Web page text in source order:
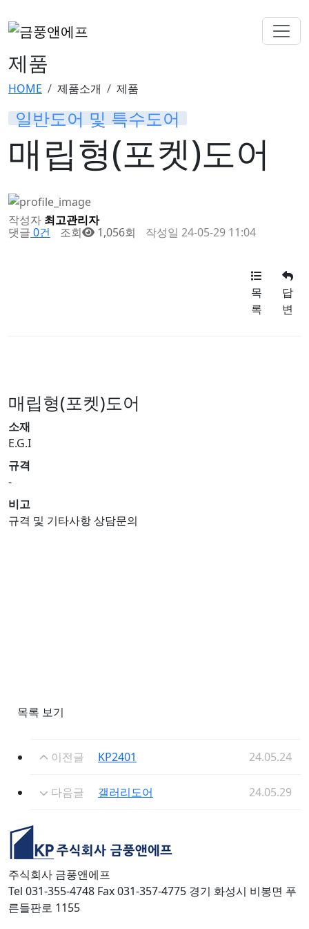
제품
HOME 제품소개 제품
일반도어 및 특수도어
매립형(포켓)도어
작성자 최고관리자
댓글 0건 조회 1,056회 작성일 24-05-29 11:04
목
록
답
변
매립형(포켓)도어
소재
E.G.I
규격
-
비고
규격 및 기타사항 상담문의
목록 보기
이전글 KP2401 24.05.24
다음글 갤러리도어 24.05.29
주식회사 금풍앤에프
Tel 031-355-4748 Fax 031-357-4775 경기 화성시 비봉면 푸
른들판로 1155